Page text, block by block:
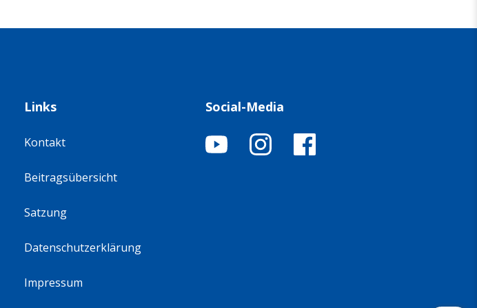
Links
Kontakt
Beitragsübersicht
Satzung
Datenschutzerklärung
Impressum
Social-Media